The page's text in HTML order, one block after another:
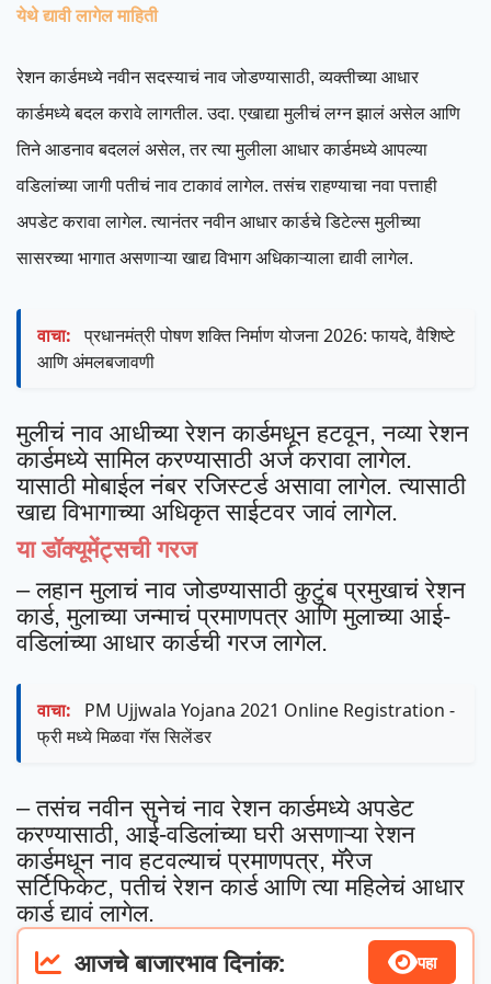
येथे द्यावी लागेल माहिती
रेशन कार्डमध्ये नवीन सदस्याचं नाव जोडण्यासाठी, व्यक्तीच्या आधार
कार्डमध्ये बदल करावे लागतील. उदा. एखाद्या मुलीचं लग्न झालं असेल आणि
तिने आडनाव बदललं असेल, तर त्या मुलीला आधार कार्डमध्ये आपल्या
वडिलांच्या जागी पतीचं नाव टाकावं लागेल. तसंच राहण्याचा नवा पत्ताही
अपडेट करावा लागेल. त्यानंतर नवीन आधार कार्डचे डिटेल्स मुलीच्या
सासरच्या भागात असणाऱ्या खाद्य विभाग अधिकाऱ्याला द्यावी लागेल.
वाचा: प्रधानमंत्री पोषण शक्ति निर्माण योजना 2026: फायदे, वैशिष्टे
आणि अंमलबजावणी
मुलीचं नाव आधीच्या रेशन कार्डमधून हटवून, नव्या रेशन
कार्डमध्ये सामिल करण्यासाठी अर्ज करावा लागेल.
यासाठी मोबाईल नंबर रजिस्टर्ड असावा लागेल. त्यासाठी
खाद्य विभागाच्या अधिकृत साईटवर जावं लागेल.
या डॉक्यूमेंट्सची गरज
– लहान मुलाचं नाव जोडण्यासाठी कुटुंब प्रमुखाचं रेशन
कार्ड, मुलाच्या जन्माचं प्रमाणपत्र आणि मुलाच्या आई-
वडिलांच्या आधार कार्डची गरज लागेल.
वाचा:
PM Ujjwala Yojana 2021 Online Registration -
फ्री मध्ये मिळवा गॅस सिलेंडर
– तसंच नवीन सुनेचं नाव रेशन कार्डमध्ये अपडेट
करण्यासाठी, आई-वडिलांच्या घरी असणाऱ्या रेशन
कार्डमधून नाव हटवल्याचं प्रमाणपत्र, मॅरेज
सर्टिफिकेट, पतीचं रेशन कार्ड आणि त्या महिलेचं आधार
कार्ड द्यावं लागेल.
आजचे बाजारभाव दिनांक: पहा